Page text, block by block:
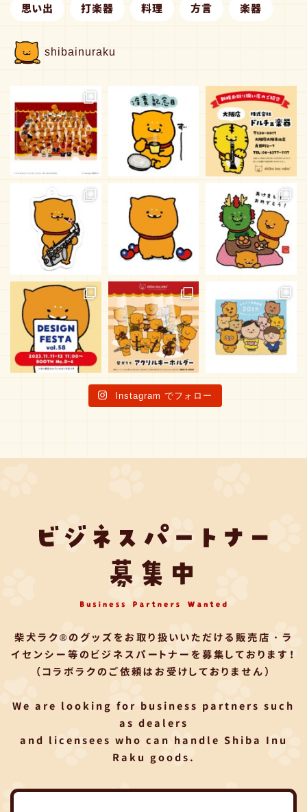
思い出 打楽器 料理 方言 楽器
shibainuraku
Instagram でフォロー
柴犬ラク®のグッズをお取り扱いいただける 販売店・ラ
イセンシー等のビジネスパートナーを募集しております！
（コラボラクのご依頼はお受けしておりません）
We are looking for business partners such
as dealers
and licensees who can handle Shiba Inu
Raku goods.